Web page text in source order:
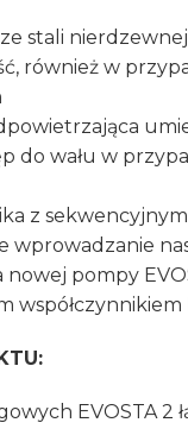
stali
również w
do wału w
z
wprowadzanie
pompy
współczynnikiem
EVOSTA 2